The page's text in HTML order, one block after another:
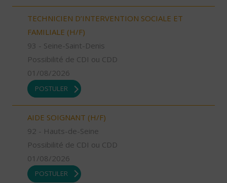
TECHNICIEN D’INTERVENTION SOCIALE ET
FAMILIALE (H/F)
93 - Seine-Saint-Denis
Possibilité de CDI ou CDD
01/08/2026
POSTULER
AIDE SOIGNANT (H/F)
92 - Hauts-de-Seine
Possibilité de CDI ou CDD
01/08/2026
POSTULER